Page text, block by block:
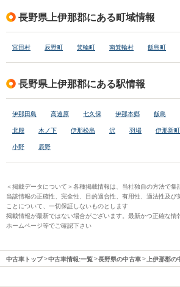
長野県上伊那郡にある町域情報
宮田村 辰野町 箕輪町 南箕輪村 飯島町
長野県上伊那郡にある駅情報
伊那田島 高遠原 七久保 伊那本郷 飯島
北殿 木ノ下 伊那松島 沢 羽場 伊那新町
小野 辰野
＜掲載データについて＞各種掲載情報は、当社独自の方法で集
当該情報の正確性、完全性、目的適合性、有用性、適法性及
ことについて、一切保証しないものとします
掲載情報が最新ではない場合がございます。最新かつ正確な情
ホームページ等でご確認下さい
中古車トップ 中古車情報:一覧 長野県の中古車 上伊那郡の